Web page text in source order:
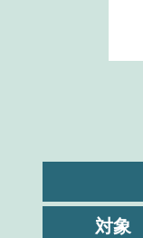
対象